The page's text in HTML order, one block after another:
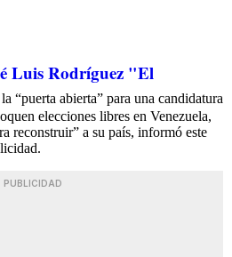
Luis Rodríguez "El
“puerta abierta” para una candidatura
elecciones libres en Venezuela,
reconstruir” a su país, informó este
PUBLICIDAD